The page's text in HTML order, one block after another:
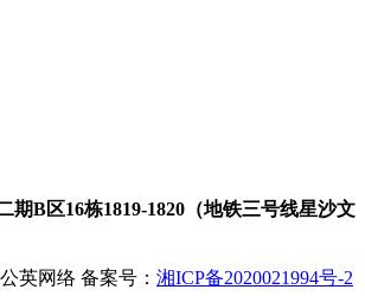
期B区16栋1819-1820（地铁三号线星沙文
英网络 备案号： 湘ICP备2020021994号-2